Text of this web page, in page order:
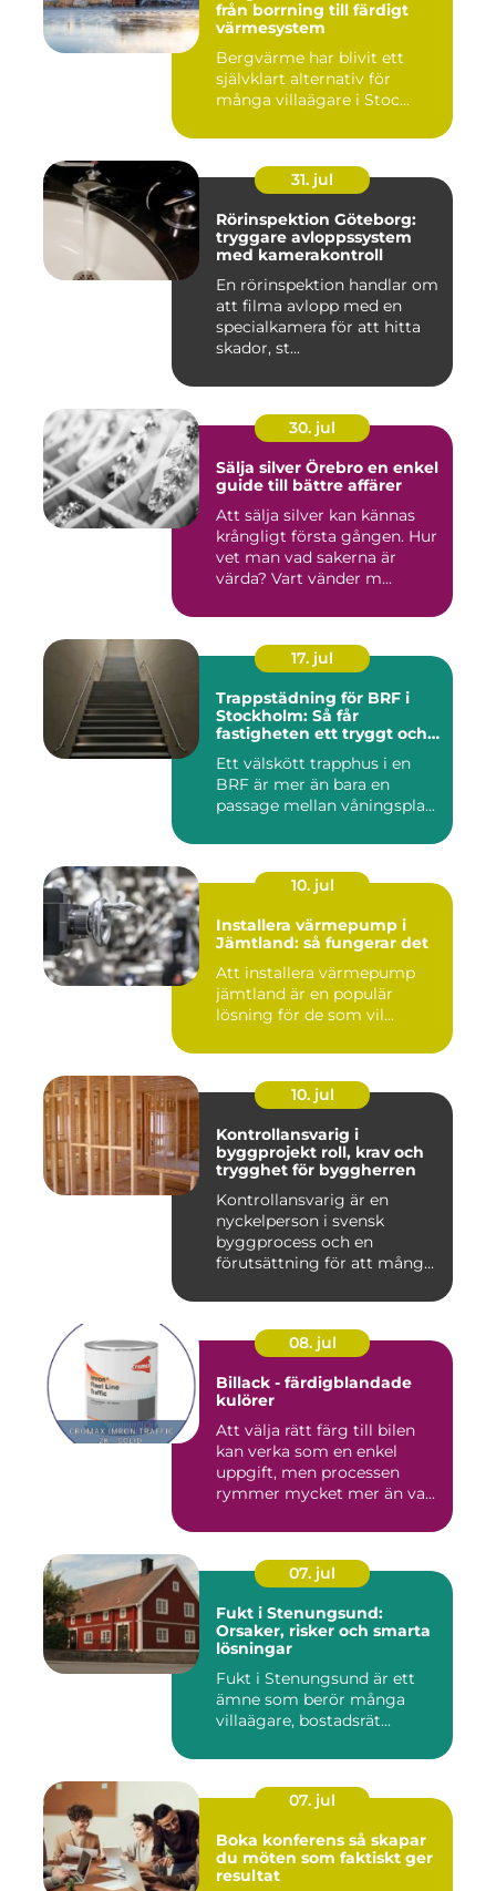
från borrning till färdigt
värmesystem
Bergvärme har blivit ett
självklart alternativ för
många villaägare i Stoc...
31. jul
Rörinspektion Göteborg:
tryggare avloppssystem
med kamerakontroll
En rörinspektion handlar om
att filma avlopp med en
specialkamera för att hitta
skador, st...
30. jul
Sälja silver Örebro en enkel
guide till bättre affärer
Att sälja silver kan kännas
krångligt första gången. Hur
vet man vad sakerna är
värda? Vart vänder m...
17. jul
Trappstädning för BRF i
Stockholm: Så får
fastigheten ett tryggt och
Ett välskött trapphus i en
BRF är mer än bara en
passage mellan våningspla...
10. jul
Installera värmepump i
Jämtland: så fungerar det
Att installera värmepump
jämtland är en populär
lösning för de som vil...
10. jul
Kontrollansvarig i
byggprojekt roll, krav och
trygghet för byggherren
Kontrollansvarig är en
nyckelperson i svensk
byggprocess och en
förutsättning för att många
08. jul
Billack - färdigblandade
kulörer
Att välja rätt färg till bilen
kan verka som en enkel
uppgift, men processen
rymmer mycket mer än va...
07. jul
Fukt i Stenungsund:
Orsaker, risker och smarta
lösningar
Fukt i Stenungsund är ett
ämne som berör många
villaägare, bostadsrät...
07. jul
Boka konferens så skapar
du möten som faktiskt ger
resultat